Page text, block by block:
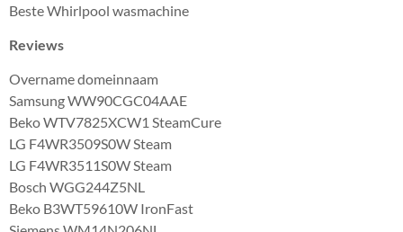
Beste Whirlpool wasmachine
Reviews
Overname domeinnaam
Samsung WW90CGC04AAE
Beko WTV7825XCW1 SteamCure
LG F4WR3509S0W Steam
LG F4WR3511S0W Steam
Bosch WGG244Z5NL
Beko B3WT59610W IronFast